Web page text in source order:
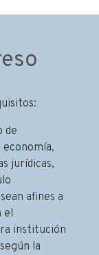
de
economía,
jurídicas,
afines a
el
institución
la